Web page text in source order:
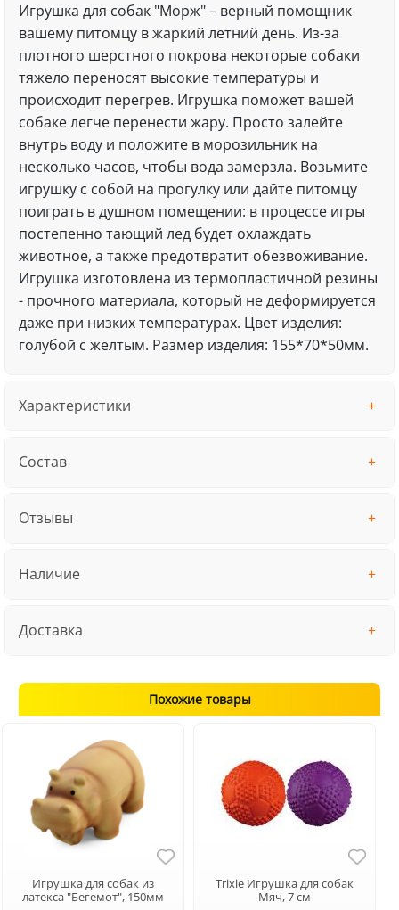
Игрушка для собак "Морж" – верный помощник
вашему питомцу в жаркий летний день. Из-за
плотного шерстного покрова некоторые собаки
тяжело переносят высокие температуры и
происходит перегрев. Игрушка поможет вашей
собаке легче перенести жару. Просто залейте
внутрь воду и положите в морозильник на
несколько часов, чтобы вода замерзла. Возьмите
игрушку с собой на прогулку или дайте питомцу
поиграть в душном помещении: в процессе игры
постепенно тающий лед будет охлаждать
животное, а также предотвратит обезвоживание.
Игрушка изготовлена из термопластичной резины
- прочного материала, который не деформируется
даже при низких температурах. Цвет изделия:
голубой с желтым. Размер изделия: 155*70*50мм.
Характеристики
Состав
Отзывы
Наличие
Доставка
Похожие товары
Игрушка для собак из
латекса "Бегемот", 150мм
Trixie Игрушка для собак
Мяч, 7 см